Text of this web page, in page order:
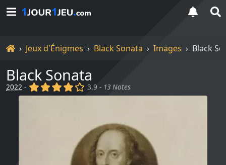
Accueil
Jeux d'Énigmes Black Sonata Images Black
Black Sonata
2022 - (x) (x) (x) (x) ()
3.9 - 13 Notes